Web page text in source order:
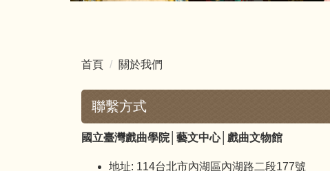
首頁 關於我們
聯繫方式
國立臺灣戲曲學院│藝文中心│戲曲文物館
地址: 114台北市內湖區內湖路二段177號